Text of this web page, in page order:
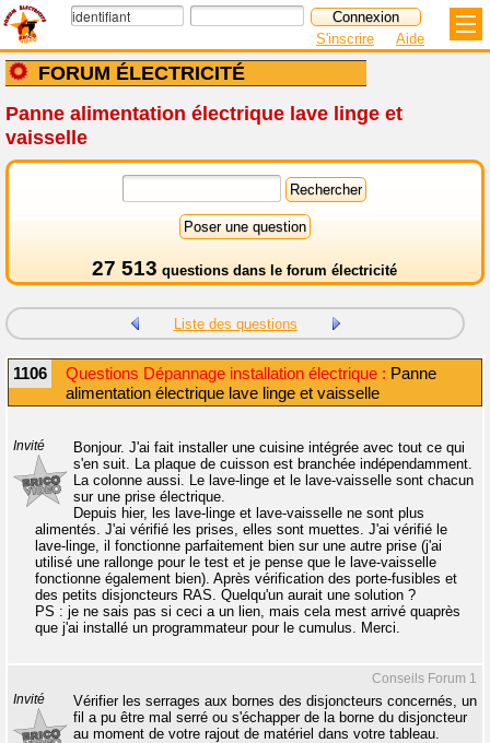
FORUM ÉLECTRICITÉ
S'inscrire Aide
Panne alimentation électrique lave linge et
vaisselle
27 513 questions dans le forum électricité
Liste des questions
1106 Questions Dépannage installation électrique : Panne
alimentation électrique lave linge et vaisselle
Invité
Bonjour. J'ai fait installer une cuisine intégrée avec tout ce qui
s'en suit. La plaque de cuisson est branchée indépendamment.
La colonne aussi. Le lave-linge et le lave-vaisselle sont chacun
sur une prise électrique.
Depuis hier, les lave-linge et lave-vaisselle ne sont plus
alimentés. J'ai vérifié les prises, elles sont muettes. J'ai vérifié le
lave-linge, il fonctionne parfaitement bien sur une autre prise (j'ai
utilisé une rallonge pour le test et je pense que le lave-vaisselle
fonctionne également bien). Après vérification des porte-fusibles et
des petits disjoncteurs RAS. Quelqu'un aurait une solution ?
PS : je ne sais pas si ceci a un lien, mais cela mest arrivé quaprès
que j'ai installé un programmateur pour le cumulus. Merci.
Conseils Forum 1
Invité
Vérifier les serrages aux bornes des disjoncteurs concernés, un
fil a pu être mal serré ou s'échapper de la borne du disjoncteur
au moment de votre rajout de matériel dans votre tableau.